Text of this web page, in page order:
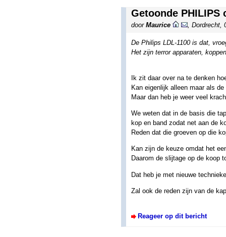
Getoonde PHILIPS
door Maurice , Dordrecht,
De Philips LDL-1100 is dat,
Het zijn terror apparaten,
Ik zit daar over na te denken
Kan eigenlijk alleen maar als
Maar dan heb je weer veel
We weten dat in de basis die
kop en band zodat net aan de
Reden dat die groeven op die
Kan zijn de keuze omdat het
Daarom de slijtage op de koop
Dat heb je met nieuwe
Zal ook de reden zijn van de
Reageer op dit bericht